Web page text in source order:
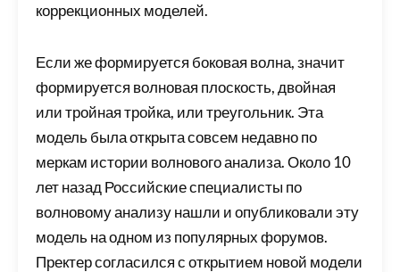
коррекционных моделей.
Если же формируется боковая волна, значит
формируется волновая плоскость, двойная
или тройная тройка, или треугольник. Эта
модель была открыта совсем недавно по
меркам истории волнового анализа. Около 10
лет назад Российские специалисты по
волновому анализу нашли и опубликовали эту
модель на одном из популярных форумов.
Пректер согласился с открытием новой модели